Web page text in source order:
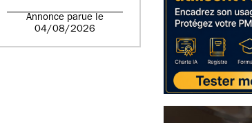
Annonce parue le
04/08/2026